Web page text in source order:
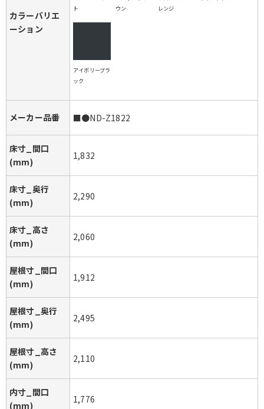
カラーバリエ
ーション
ト
ウン
レンジ
アイボリーブラ
ック
メーカー品番 ■●ND-Z1822
床寸_間口
(mm)
1,832
床寸_奥行
(mm)
2,290
床寸_高さ
(mm)
2,060
屋根寸_間口
(mm)
1,912
屋根寸_奥行
(mm)
2,495
屋根寸_高さ
(mm)
2,110
内寸_間口
(mm)
1,776